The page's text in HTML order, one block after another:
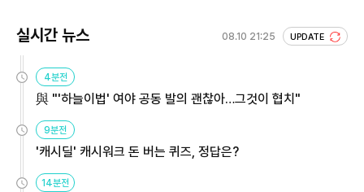
실시간 뉴스 08.10 21:25 UPDATE
4분전
與 "'하늘이법' 여야 공동 발의 괜찮아…그것이 협치"
9분전
'캐시딜' 캐시워크 돈 버는 퀴즈, 정답은?
14분전